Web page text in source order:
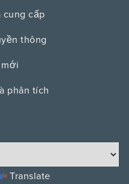
cung cấp
thông
phân tích
Translate